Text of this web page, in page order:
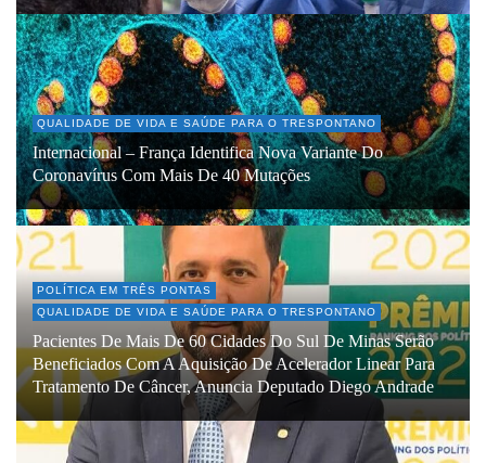
QUALIDADE DE VIDA E SAÚDE PARA O TRESPONTANO
Internacional – França Identifica Nova Variante Do
Coronavírus Com Mais De 40 Mutações
POLÍTICA EM TRÊS PONTAS
QUALIDADE DE VIDA E SAÚDE PARA O TRESPONTANO
Pacientes De Mais De 60 Cidades Do Sul De Minas Serão
Beneficiados Com A Aquisição De Acelerador Linear Para
Tratamento De Câncer, Anuncia Deputado Diego Andrade